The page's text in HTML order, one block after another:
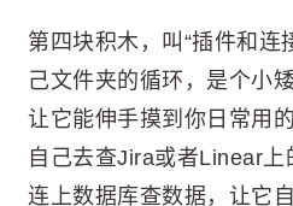
第四块积木，叫“插件和连
己文件夹的循环，是个小
让它能伸手摸到你日常用
自己去查Jira或者Linear
连上数据库查数据，让它